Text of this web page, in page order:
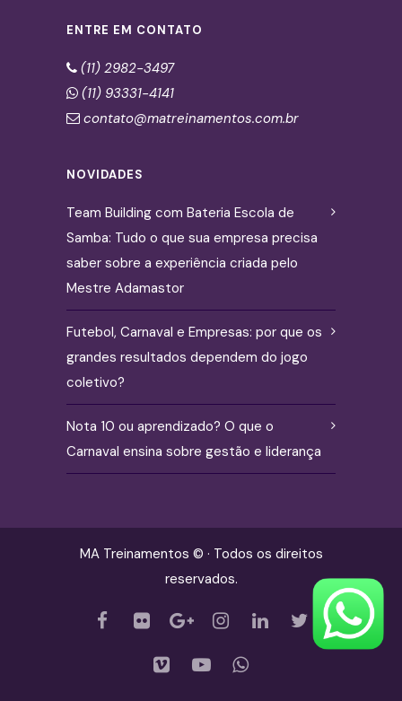
ENTRE EM CONTATO
(11) 2982-3497
(11) 93331-4141
contato@matreinamentos.com.br
NOVIDADES
Team Building com Bateria Escola de
Samba: Tudo o que sua empresa precisa
saber sobre a experiência criada pelo
Mestre Adamastor
Futebol, Carnaval e Empresas: por que os
grandes resultados dependem do jogo
coletivo?
Nota 10 ou aprendizado? O que o
Carnaval ensina sobre gestão e liderança
MA Treinamentos © · Todos os direitos
reservados.